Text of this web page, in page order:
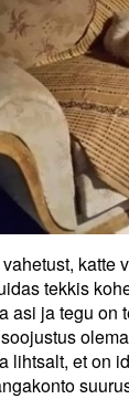
katte
tekkis
asi ja tegu on
lihtsalt, et on